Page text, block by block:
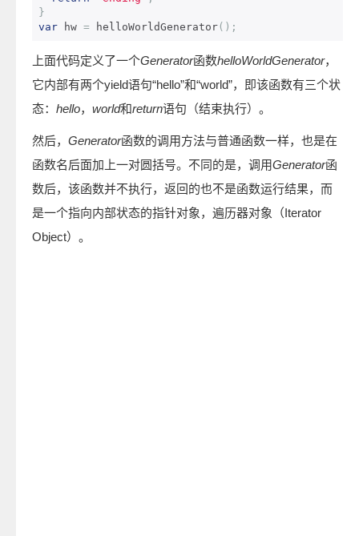
}
var hw = helloWorldGenerator();
上面代码定义了一个Generator函数helloWorldGenerator，
它内部有两个yield语句“hello”和“world”，即该函数有三个状
态： hello， world和return语句（结束执行）。
然后， Generator函数的调用方法与普通函数一样，也是在
函数名后面加上一对圆括号。不同的是，调用Generator函
数后，该函数并不执行，返回的也不是函数运行结果，而
是一个指向内部状态的指针对象，遍历器对象（Iterator
Object）。